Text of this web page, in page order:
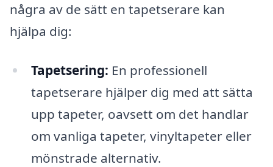
några av de sätt en tapetserare kan
hjälpa dig:
Tapetsering: En professionell
tapetserare hjälper dig med att sätta
upp tapeter, oavsett om det handlar
om vanliga tapeter, vinyltapeter eller
mönstrade alternativ.